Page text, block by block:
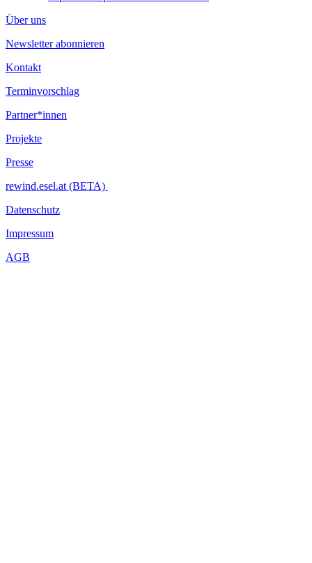
Über uns
Newsletter abonnieren
Kontakt
Terminvorschlag
Partner*innen
Projekte
Presse
rewind.esel.at (BETA)
Datenschutz
Impressum
AGB